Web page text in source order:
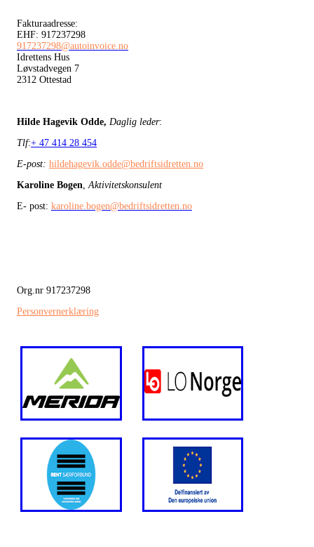
Fakturaadresse:
EHF: 917237298
917237298@autoinvoice.no
Idrettens Hus
Løvstadvegen 7
2312 Ottestad
Hilde Hagevik Odde, Daglig leder:
Tlf:+ 47 414 28 454
E-post: hildehagevik.odde@bedriftsidretten.no
Karoline Bogen,Aktivitetskonsulent
E- post: karoline.bogen@bedriftsidretten.no
Org.nr 917237298
Personvernerklæring